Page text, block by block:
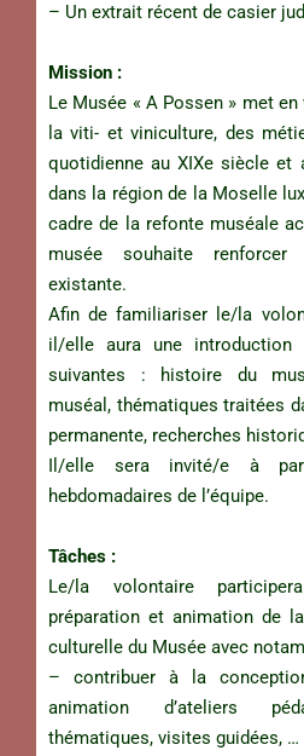
– Un extrait récent de casier
Mission :
Le Musée « A Possen » met
la viti- et viniculture, des
quotidienne au XIXe siècle et
dans la région de la Moselle
cadre de la refonte muséale
musée souhaite
existante.
Afin de familiariser le/la
il/elle aura une introduction
suivantes : histoire du
muséal, thématiques traitées
permanente, recherches
Il/elle sera invité/e à
hebdomadaires de l’équipe.
Tâches :
Le/la volontaire
préparation et animation de
culturelle du Musée avec
– contribuer à la
animation d’ateliers
thématiques, visites guidées, …